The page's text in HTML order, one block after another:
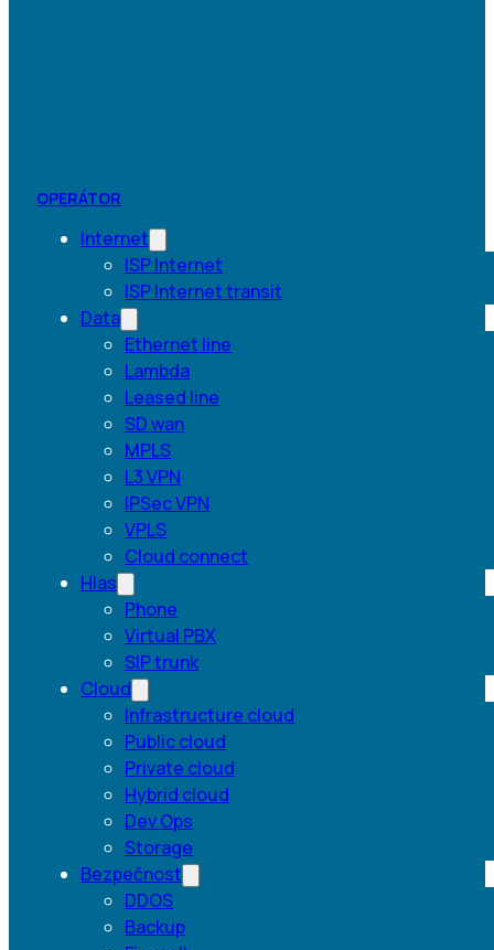
OPERÁTOR
Internet
ISP Internet
ISP Internet transit
Data
Ethernet line
Lambda
Leased line
SD wan
MPLS
L3 VPN
IPSec VPN
VPLS
Cloud connect
Hlas
Phone
Virtual PBX
SIP trunk
Cloud
Infrastructure cloud
Public cloud
Private cloud
Hybrid cloud
Dev Ops
Storage
Bezpečnost
DDOS
Backup